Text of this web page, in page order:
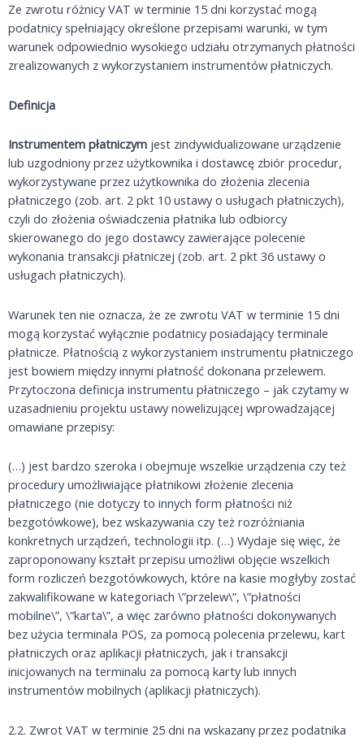
Ze zwrotu różnicy VAT w terminie 15 dni korzystać mogą
podatnicy spełniający określone przepisami warunki, w tym
warunek odpowiednio wysokiego udziału otrzymanych płatności
zrealizowanych z wykorzystaniem instrumentów płatniczych.
Definicja
Instrumentem płatniczym jest zindywidualizowane urządzenie
lub uzgodniony przez użytkownika i dostawcę zbiór procedur,
wykorzystywane przez użytkownika do złożenia zlecenia
płatniczego (zob. art. 2 pkt 10 ustawy o usługach płatniczych),
czyli do złożenia oświadczenia płatnika lub odbiorcy
skierowanego do jego dostawcy zawierające polecenie
wykonania transakcji płatniczej (zob. art. 2 pkt 36 ustawy o
usługach płatniczych).
Warunek ten nie oznacza, że ze zwrotu VAT w terminie 15 dni
mogą korzystać wyłącznie podatnicy posiadający terminale
płatnicze. Płatnością z wykorzystaniem instrumentu płatniczego
jest bowiem między innymi płatność dokonana przelewem.
Przytoczona definicja instrumentu płatniczego – jak czytamy w
uzasadnieniu projektu ustawy nowelizującej wprowadzającej
omawiane przepisy:
(…) jest bardzo szeroka i obejmuje wszelkie urządzenia czy też
procedury umożliwiające płatnikowi złożenie zlecenia
płatniczego (nie dotyczy to innych form płatności niż
bezgotówkowe), bez wskazywania czy też rozróżniania
konkretnych urządzeń, technologii itp. (…) Wydaje się więc, że
zaproponowany kształt przepisu umożliwi objęcie wszelkich
form rozliczeń bezgotówkowych, które na kasie mogłyby zostać
zakwalifikowane w kategoriach \”przelew\”, \”płatności
mobilne\”, \”karta\”, a więc zarówno płatności dokonywanych
bez użycia terminala POS, za pomocą polecenia przelewu, kart
płatniczych oraz aplikacji płatniczych, jak i transakcji
inicjowanych na terminalu za pomocą karty lub innych
instrumentów mobilnych (aplikacji płatniczych).
2.2. Zwrot VAT w terminie 25 dni na wskazany przez podatnika